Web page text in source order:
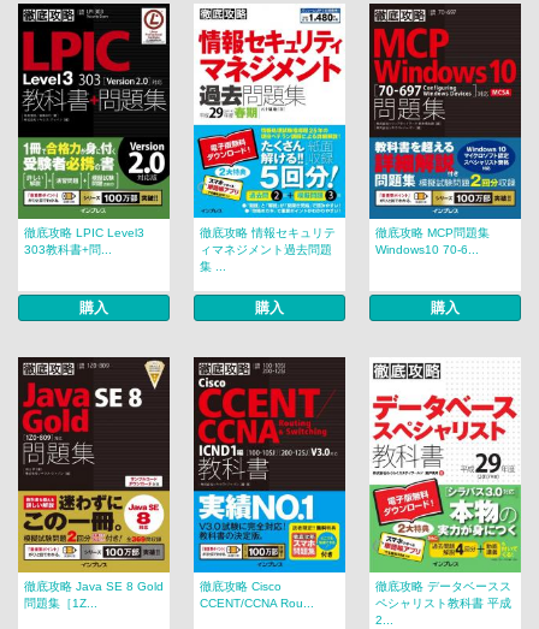
徹底攻略 LPIC Level3
303教科書+問...
購入
徹底攻略 情報セキュリテ
ィマネジメント過去問題
集 ...
購入
徹底攻略 MCP問題集
Windows10 70-6...
購入
徹底攻略 Java SE 8 Gold
問題集［1Z...
徹底攻略 Cisco
CCENT/CCNA Rou...
徹底攻略 データベースス
ペシャリスト教科書 平成
2...